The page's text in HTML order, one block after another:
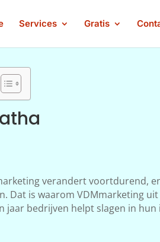
Services Gratis
verandert voortdurend,
Dat is waarom VDMmarketing uit
jaar bedrijven helpt slagen in